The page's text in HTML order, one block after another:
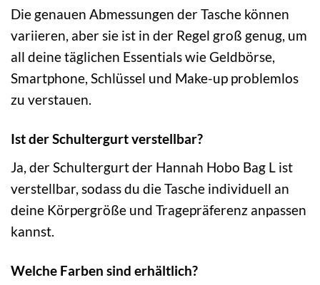
Die genauen Abmessungen der Tasche können
variieren, aber sie ist in der Regel groß genug, um
all deine täglichen Essentials wie Geldbörse,
Smartphone, Schlüssel und Make-up problemlos
zu verstauen.
Ist der Schultergurt verstellbar?
Ja, der Schultergurt der Hannah Hobo Bag L ist
verstellbar, sodass du die Tasche individuell an
deine Körpergröße und Tragepräferenz anpassen
kannst.
Welche Farben sind erhältlich?